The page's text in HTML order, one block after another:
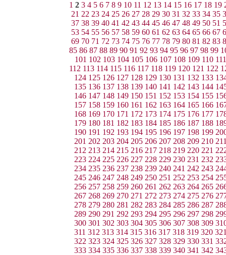
1 2 3 4 5 6 7 8 9 10 11 12 13 14 15 16 17 18 19
21 22 23 24 25 26 27 28 29 30 31 32 33 34 35
37 38 39 40 41 42 43 44 45 46 47 48 49 50 51
53 54 55 56 57 58 59 60 61 62 63 64 65 66 67
69 70 71 72 73 74 75 76 77 78 79 80 81 82 83
85 86 87 88 89 90 91 92 93 94 95 96 97 98 99
101 102 103 104 105 106 107 108 109 110 111
112 113 114 115 116 117 118 119 120 121 122
124 125 126 127 128 129 130 131 132 133
135 136 137 138 139 140 141 142 143 144
146 147 148 149 150 151 152 153 154 155
157 158 159 160 161 162 163 164 165 166
168 169 170 171 172 173 174 175 176 177
179 180 181 182 183 184 185 186 187 188
190 191 192 193 194 195 196 197 198 199
201 202 203 204 205 206 207 208 209 210
212 213 214 215 216 217 218 219 220 221
223 224 225 226 227 228 229 230 231 232
234 235 236 237 238 239 240 241 242 243
245 246 247 248 249 250 251 252 253 254
256 257 258 259 260 261 262 263 264 265
267 268 269 270 271 272 273 274 275 276
278 279 280 281 282 283 284 285 286 287
289 290 291 292 293 294 295 296 297 298
300 301 302 303 304 305 306 307 308 309
311 312 313 314 315 316 317 318 319 320
322 323 324 325 326 327 328 329 330 331
333 334 335 336 337 338 339 340 341 342